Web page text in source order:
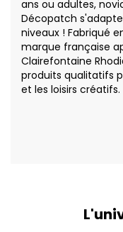
ans ou adultes,
Décopatch
niveaux ! Fabriqué
marque française
Clairefontaine
produits qualitatifs
et les loisirs créatifs.